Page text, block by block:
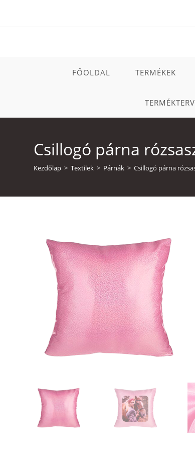
FŐOLDAL TERMÉKEK
Csillogó párna
Kezdőlap > Textilek > Párnák > Csillogó párna